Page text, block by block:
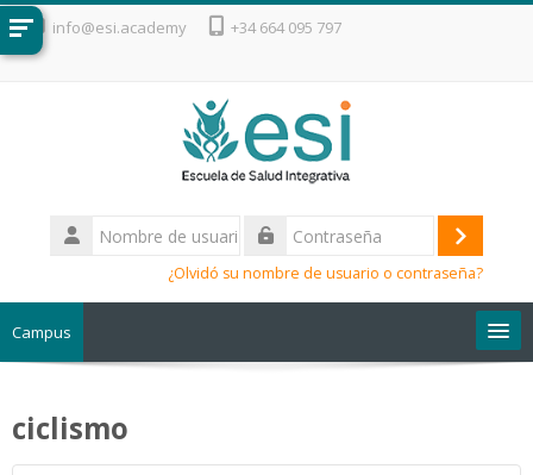
Salta al contenido principal
info@esi.academy +34 664 095 797
Nombre
de
Acceder
¿Olvidó su nombre de usuario o contraseña?
Campus
ciclismo